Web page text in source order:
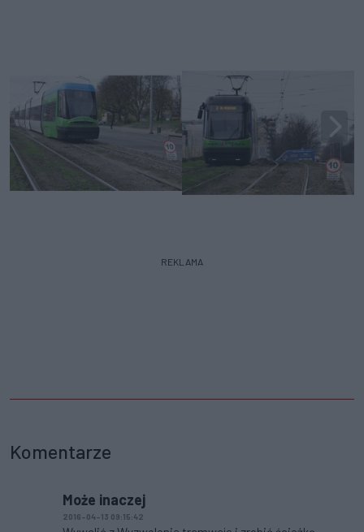
REKLAMA
Komentarze
Może inaczej
2016-04-13 09:15:42